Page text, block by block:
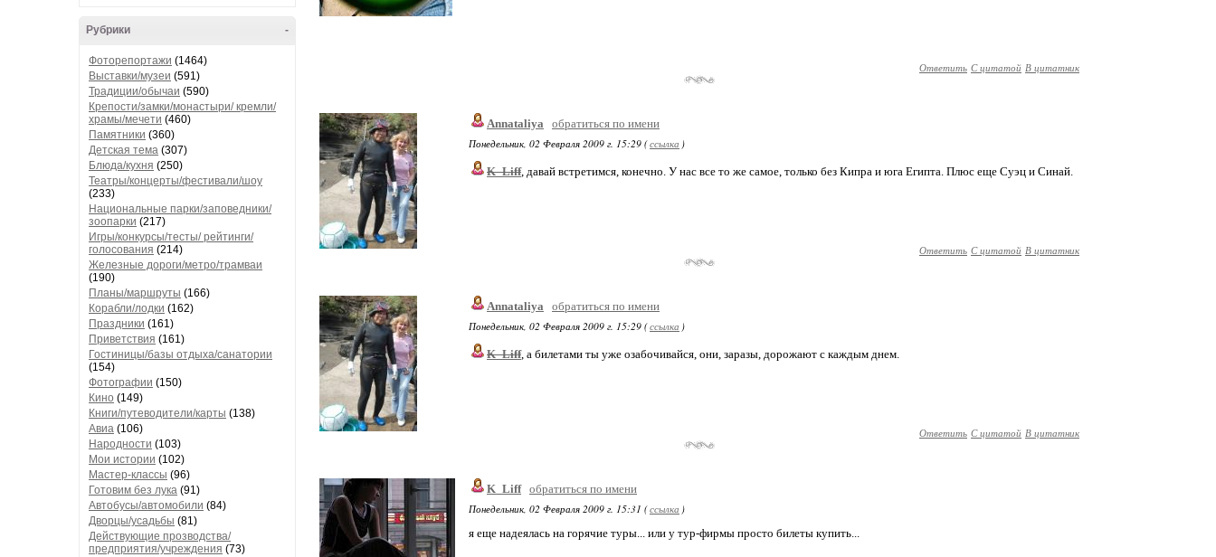
-
Рубрики
Фоторепортажи (1464)
Выставки/музеи (591)
Традиции/обычаи (590)
Крепости/замки/монастыри/ кремли/
храмы/мечети (460)
Памятники (360)
Детская тема (307)
Блюда/кухня (250)
Театры/концерты/фестивали/шоу
(233)
Национальные парки/заповедники/
зоопарки (217)
Игры/конкурсы/тесты/ рейтинги/
голосования (214)
Железные дороги/метро/трамваи
(190)
Планы/маршруты (166)
Корабли/лодки (162)
Праздники (161)
Приветствия (161)
Гостиницы/базы отдыха/санатории
(154)
Фотографии (150)
Кино (149)
Книги/путеводители/карты (138)
Авиа (106)
Народности (103)
Мои истории (102)
Мастер-классы (96)
Готовим без лука (91)
Автобусы/автомобили (84)
Дворцы/усадьбы (81)
Действующие прозводства/
предприятия/учреждения (73)
Ответить С цитатой В цитатник
Annataliya
обратиться по имени
Понедельник, 02 Февраля 2009 г. 15:29 (ссылка )
K_Liff, давай встретимся, конечно. У нас все то же самое, только без Кипра и юга Египта. Плюс еще Суэц и Синай.
Ответить С цитатой В цитатник
Annataliya
обратиться по имени
Понедельник, 02 Февраля 2009 г. 15:29 (ссылка )
K_Liff, а билетами ты уже озабочивайся, они, заразы, дорожают с каждым днем.
Ответить С цитатой В цитатник
K_Liff обратиться по имени
Понедельник, 02 Февраля 2009 г. 15:31 (ссылка )
я еще надеялась на горячие туры... или у тур-фирмы просто билеты купить...